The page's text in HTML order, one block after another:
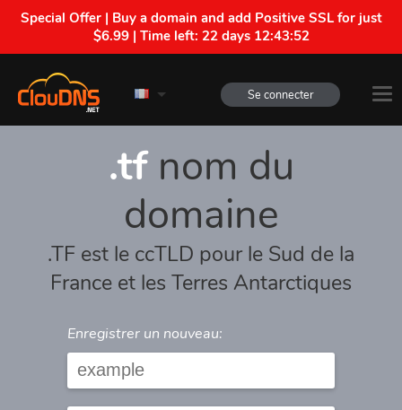
Special Offer | Buy a domain and add Positive SSL for just
$6.99 | Time left: 22 days 12:43:52
Se connecter
.tfnom du
domaine
.TF est le ccTLD pour le Sud de la
France et les Terres Antarctiques
Enregistrer un nouveau: